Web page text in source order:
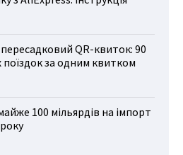
QR-квиток: 90
за одним квитком
100 мільярдів на імпорт